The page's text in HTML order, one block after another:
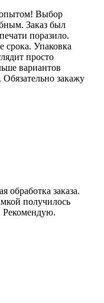
Выбор
Заказ был
поразило.
срока. Упаковка
просто
вариантов
закажу
обработка заказа.
получилось
Рекомендую.